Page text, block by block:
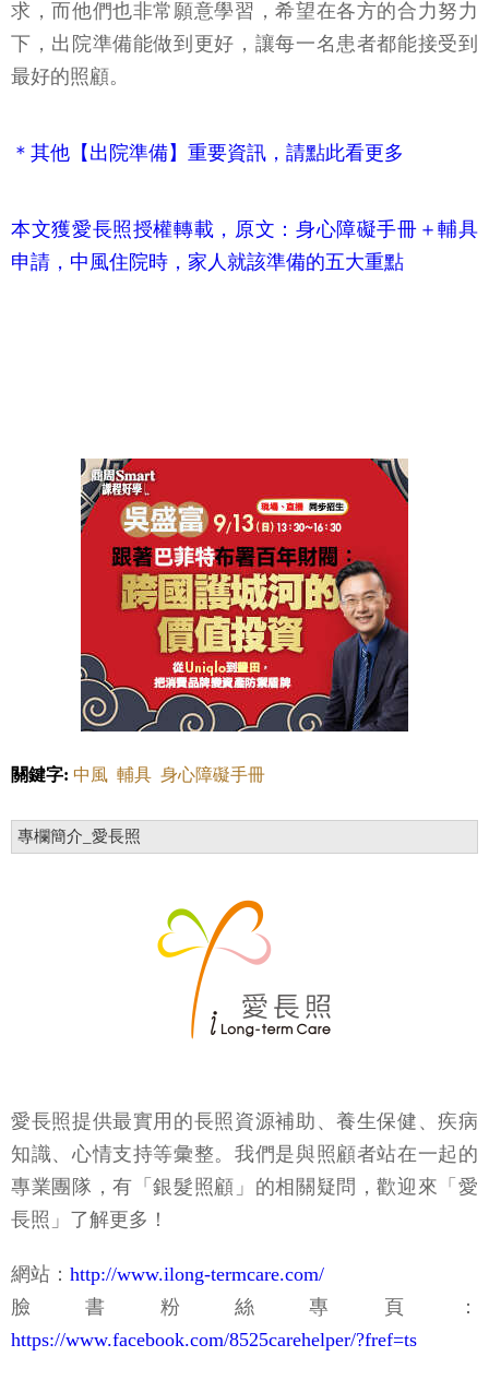
求，而他們也非常願意學習，希望在各方的合力努力
下，出院準備能做到更好，讓每一名患者都能接受到
最好的照顧。
＊其他【出院準備】重要資訊，請點此看更多
本文獲愛長照授權轉載，原文：身心障礙手冊＋輔具
申請，中風住院時，家人就該準備的五大重點
關鍵字: 中風 輔具 身心障礙手冊
專欄簡介_愛長照
愛長照提供最實用的長照資源補助、養生保健、疾病
知識、心情支持等彙整。我們是與照顧者站在一起的
專業團隊，有「銀髮照顧」的相關疑問，歡迎來「愛
長照」了解更多！
網站： http://www.ilong-termcare.com/
臉書粉絲專頁：
https://www.facebook.com/8525carehelper/?fref=ts